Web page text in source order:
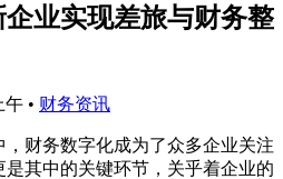
业实现差旅与财务整
午 • 财务资讯
财务数字化成为了众多企业关注
其中的关键环节，关乎着企业的